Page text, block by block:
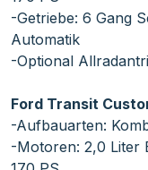
-Getriebe: 6 Gang
Automatik
-Optional
Ford Transit
-Aufbauarten:
-Motoren: 2,0 Liter